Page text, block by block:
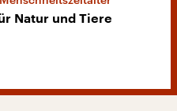
Natur und Tiere